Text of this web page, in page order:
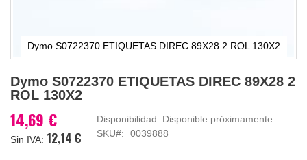
Dymo S0722370 ETIQUETAS DIREC 89X28 2 ROL 130X2
al
comienzo
la
galería
Dymo S0722370 ETIQUETAS DIREC 89X28 2
ROL 130X2
14,69 €
12,14 €
Disponibilidad: Disponible próximamente
SKU
0039888